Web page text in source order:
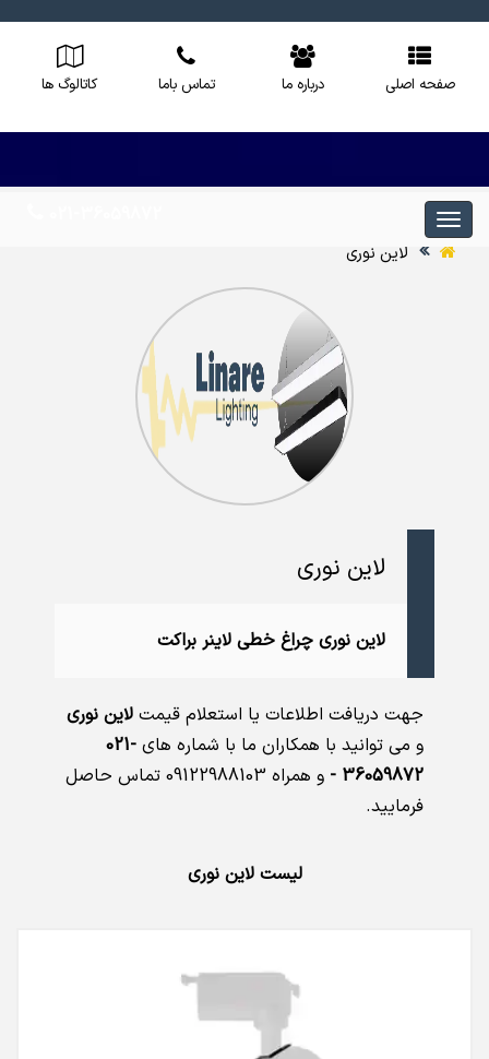
صفحه اصلی درباره ما تماس باما کاتالوگ ها
لاین نوری
لاین نوری
لاین نوری چراغ خطی لاینر براکت
جهت دریافت اطلاعات یا استعلام قیمت لاین نوری
و می توانید با همکاران ما با شماره های 021-
36059872 -
و همراه 09122988103 تماس حاصل
فرمایید.
لیست لاین نوری